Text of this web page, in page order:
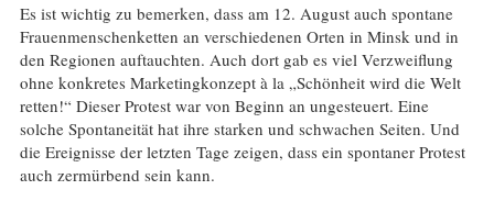
Es ist wichtig zu bemerken, dass am 12. August auch spontane
Frauenmenschenketten an verschiedenen Orten in Minsk und in
den Regionen auftauchten. Auch dort gab es viel Verzweiflung
ohne konkretes Marketingkonzept à la „Schönheit wird die Welt
retten!“ Dieser Protest war von Beginn an ungesteuert. Eine
solche Spontaneität hat ihre starken und schwachen Seiten. Und
die Ereignisse der letzten Tage zeigen, dass ein spontaner Protest
auch zermürbend sein kann.